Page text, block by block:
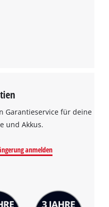
Garantieservice für deine
und Akkus.
anmelden